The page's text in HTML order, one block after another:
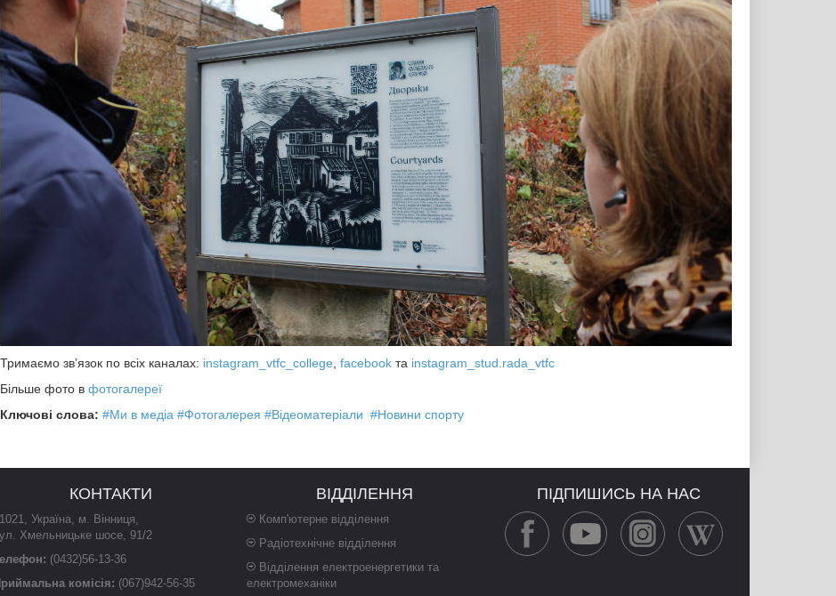
Тримаємо зв’язок по всіх каналах: instagram_vtfc_college facebookта instagram_stud.rada_vtfc
Більше фото в фотогалереї
Ключові слова: #Ми в медіа #Фотогалерея #Відеоматеріали #Новини спорту
КОНТАКТИ
, Україна, м. Вінниця,
Хмельницьке шосе, 91/2
(0432)56-13-36
комісія: (067)942-56-35
ВІДДІЛЕННЯ
Комп'ютерне відділення
Радіотехнічне відділення
Відділення електроенергетики та
електромеханіки
ПІДПИШИСЬ НА НАС